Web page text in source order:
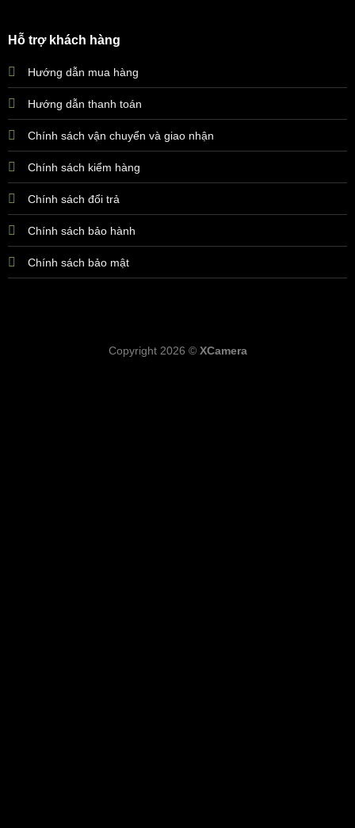
Hỗ trợ khách hàng
Hướng dẫn mua hàng
Hướng dẫn thanh toán
Chính sách vận chuyển và giao nhận
Chính sách kiểm hàng
Chính sách đổi trả
Chính sách bảo hành
Chính sách bảo mật
Copyright 2026 © XCamera